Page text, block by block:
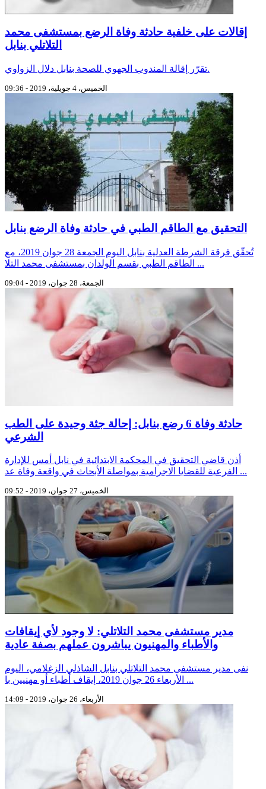
إقالات على خلفية حادثة وفاة الرضع بمستشفى محمد
التلاتلي بنابل
تقرّر إقالة المندوب الجهوي للصحة بنابل دلال الزواوي.
الخميس، 4 جويلية، 2019 - 09:36
التحقيق مع الطاقم الطبي في حادثة وفاة الرضع بنابل
تُحقّق فرقة الشرطة العدلية بنابل اليوم الجمعة 28 جوان 2019، مع
الطاقم الطبي بقسم الولدان بمستشفى محمد التلا ...
الجمعة، 28 جوان، 2019 - 09:04
حادثة وفاة 6 رضع بنابل: إحالة جثة وحيدة على الطب
الشرعي
أذن قاضي التحقيق في المحكمة الابتدائية في نابل أمس للإدارة
الفرعية للقضايا الاجرامية بمواصلة الأبحاث في واقعة وفاة عد ...
الخميس، 27 جوان، 2019 - 09:52
مدير مستشفى محمد التلاتلي: لا وجود لأي إيقافات
والأطباء والمهنيون يباشرون عملهم بصفة عادية
نفى مدير مستشفى محمد التلاتلي بنابل الشاذلي الزغلامي، اليوم
الأربعاء 26 جوان 2019، إيقاف أطباء أو مهنيين با ...
الأربعاء، 26 جوان، 2019 - 14:09